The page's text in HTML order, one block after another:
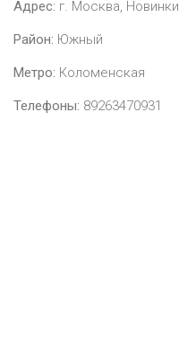
Адрес: г. Москва, Новинки
Район: Южный
Метро: Коломенская
Телефоны: 89263470931